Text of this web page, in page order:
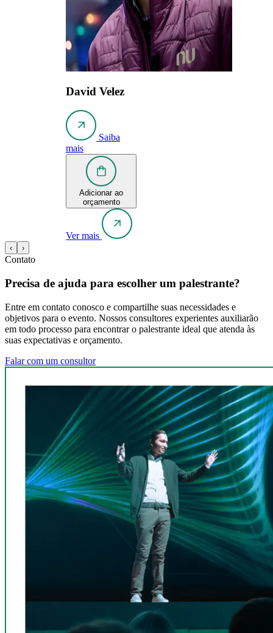
David Velez
Saiba
mais
Adicionar ao
orçamento
Ver mais
‹ ›
Contato
Precisa de ajuda para escolher um palestrante?
Entre em contato conosco e compartilhe suas necessidades e
objetivos para o evento. Nossos consultores experientes auxiliarão
em todo processo para encontrar o palestrante ideal que atenda às
suas expectativas e orçamento.
Falar com um consultor